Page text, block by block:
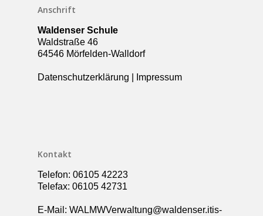
Anschrift
Waldenser Schule
Waldstraße 46
64546 Mörfelden-Walldorf
Datenschutzerklärung Impressum
Kontakt
Telefon: 06105 42223
Telefax: 06105 42731
E-Mail: WALMWVerwaltung@waldenser.itis-
Rundgang